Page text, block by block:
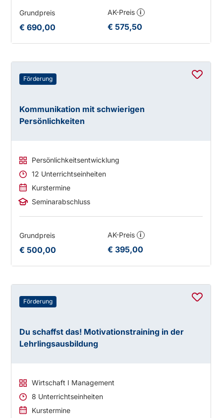
Grundpreis
€ 690,00
AK-Preis i
€ 575,50
Förderung
Kommunikation mit schwierigen
Persönlichkeiten
Persönlichkeitsentwicklung
12 Unterrichtseinheiten
Kurstermine
Seminarabschluss
Grundpreis
€ 500,00
AK-Preis i
€ 395,00
Förderung
Du schaffst das! Motivationstraining in der
Lehrlingsausbildung
Wirtschaft I Management
8 Unterrichtseinheiten
Kurstermine